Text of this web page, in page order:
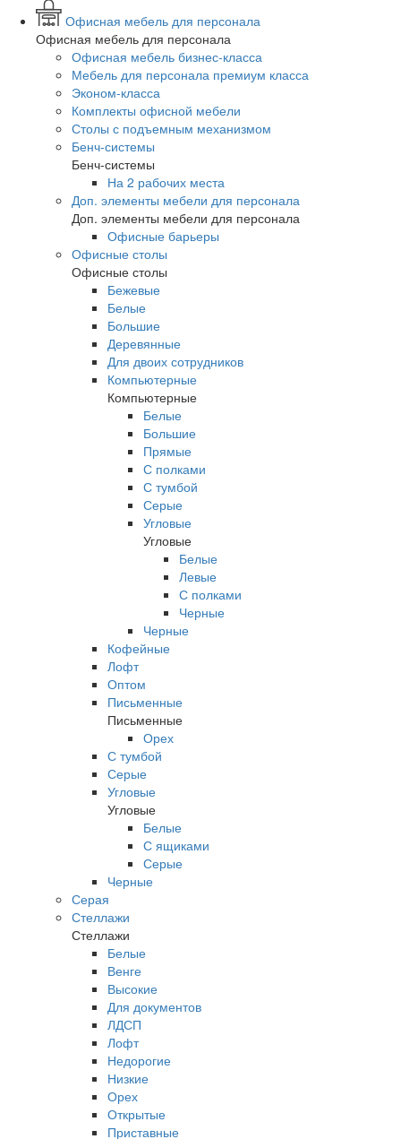
Офисная мебель для персонала
Офисная мебель для персонала
Офисная мебель бизнес-класса
Мебель для персонала премиум класса
Эконом-класса
Комплекты офисной мебели
Столы с подъемным механизмом
Бенч-системы
Бенч-системы
На 2 рабочих места
Доп. элементы мебели для персонала
Доп. элементы мебели для персонала
Офисные барьеры
Офисные столы
Офисные столы
Бежевые
Белые
Большие
Деревянные
Для двоих сотрудников
Компьютерные
Компьютерные
Белые
Большие
Прямые
С полками
С тумбой
Серые
Угловые
Угловые
Белые
Левые
С полками
Черные
Черные
Кофейные
Лофт
Оптом
Письменные
Письменные
Орех
С тумбой
Серые
Угловые
Угловые
Белые
С ящиками
Серые
Черные
Серая
Стеллажи
Стеллажи
Белые
Венге
Высокие
Для документов
ЛДСП
Лофт
Недорогие
Низкие
Орех
Открытые
Приставные